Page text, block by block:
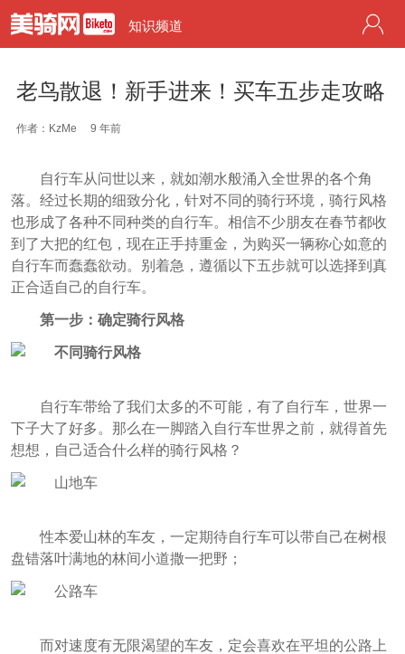
知识频道
老鸟散退！新手进来！买车五步走攻略
作者：KzMe 9 年前
自行车从问世以来，就如潮水般涌入全世界的各个角
落。经过长期的细致分化，针对不同的骑行环境，骑行风格
也形成了各种不同种类的自行车。相信不少朋友在春节都收
到了大把的红包，现在正手持重金，为购买一辆称心如意的
自行车而蠢蠢欲动。别着急，遵循以下五步就可以选择到真
正合适自己的自行车。
第一步：确定骑行风格
自行车带给了我们太多的不可能，有了自行车，世界一
下子大了好多。那么在一脚踏入自行车世界之前，就得首先
想想，自己适合什么样的骑行风格？
性本爱山林的车友，一定期待自行车可以带自己在树根
盘错落叶满地的林间小道撒一把野；
而对速度有无限渴望的车友，定会喜欢在平坦的公路上